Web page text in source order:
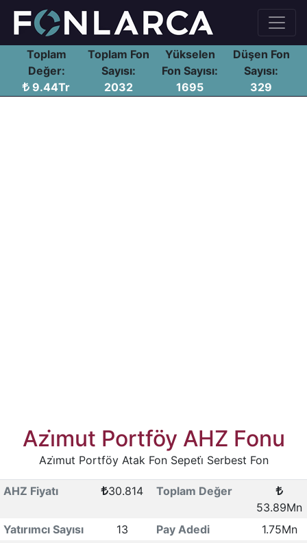
Toplam
Değer:
9.44Tr
Toplam Fon
Sayısı:
2032
Yükselen
Fon Sayısı:
1695
Düşen Fon
Sayısı:
329
Azi̇mut Portföy AHZ Fonu
Azi̇mut Portföy Atak Fon Sepeti̇ Serbest Fon
AHZ Fiyatı 30.814
Toplam Değer
53.89Mn
Yatırımcı Sayısı
13 Pay Adedi
1.75Mn